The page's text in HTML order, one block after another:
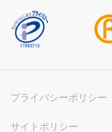
プライバシーポリシー
サイトポリシー